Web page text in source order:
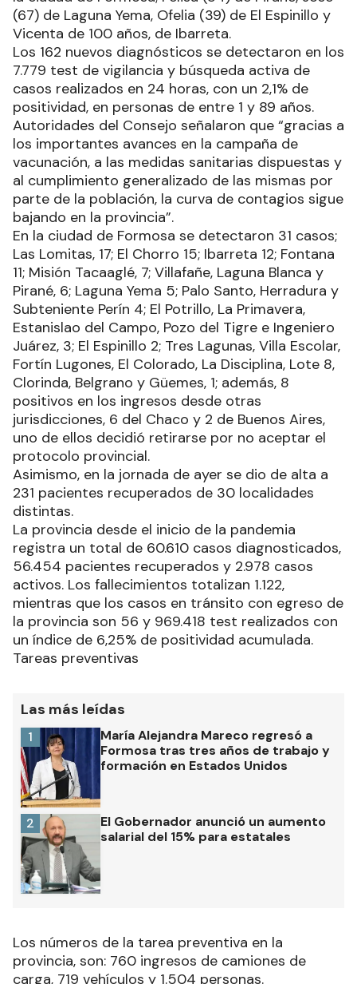
(67) de Laguna Yema, Ofelia (39) de El Espinillo y
Vicenta de 100 años, de Ibarreta.
Los 162 nuevos diagnósticos se detectaron en los
7.779 test de vigilancia y búsqueda activa de
casos realizados en 24 horas, con un 2,1% de
positividad, en personas de entre 1 y 89 años.
Autoridades del Consejo señalaron que “gracias a
los importantes avances en la campaña de
vacunación, a las medidas sanitarias dispuestas y
al cumplimiento generalizado de las mismas por
parte de la población, la curva de contagios sigue
bajando en la provincia”.
En la ciudad de Formosa se detectaron 31 casos;
Las Lomitas, 17; El Chorro 15; Ibarreta 12; Fontana
11; Misión Tacaaglé, 7; Villafañe, Laguna Blanca y
Pirané, 6; Laguna Yema 5; Palo Santo, Herradura y
Subteniente Perín 4; El Potrillo, La Primavera,
Estanislao del Campo, Pozo del Tigre e Ingeniero
Juárez, 3; El Espinillo 2; Tres Lagunas, Villa Escolar,
Fortín Lugones, El Colorado, La Disciplina, Lote 8,
Clorinda, Belgrano y Güemes, 1; además, 8
positivos en los ingresos desde otras
jurisdicciones, 6 del Chaco y 2 de Buenos Aires,
uno de ellos decidió retirarse por no aceptar el
protocolo provincial.
Asimismo, en la jornada de ayer se dio de alta a
231 pacientes recuperados de 30 localidades
distintas.
La provincia desde el inicio de la pandemia
registra un total de 60.610 casos diagnosticados,
56.454 pacientes recuperados y 2.978 casos
activos. Los fallecimientos totalizan 1.122,
mientras que los casos en tránsito con egreso de
la provincia son 56 y 969.418 test realizados con
un índice de 6,25% de positividad acumulada.
Tareas preventivas
Las más leídas
María Alejandra Mareco regresó a
Formosa tras tres años de trabajo y
formación en Estados Unidos
1
El Gobernador anunció un aumento
salarial del 15% para estatales
2
Los números de la tarea preventiva en la
provincia, son: 760 ingresos de camiones de
carga, 719 vehículos y 1.504 personas.